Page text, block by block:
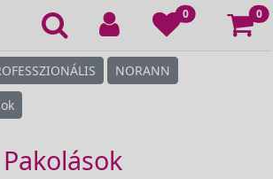
0 0
NORANN